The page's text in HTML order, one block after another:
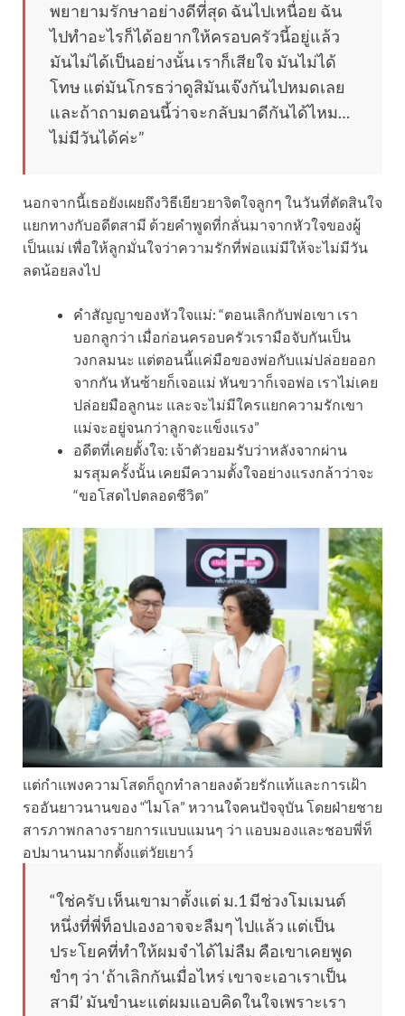
พยายามรักษาอย่างดีที่สุด ฉันไปเหนื่อย ฉัน
ไปทำอะไรก็ได้อยากให้ครอบครัวนี้อยู่แล้ว
มันไม่ได้เป็นอย่างนั้น เราก็เสียใจ มันไม่ได้
โทษ แต่มันโกรธว่าดูสิมันเจ๊งกันไปหมดเลย
และถ้าถามตอนนี้ว่าจะกลับมาดีกันได้ไหม…
ไม่มีวันได้ค่ะ”
นอกจากนี้เธอยังเผยถึงวิธีเยียวยาจิตใจลูกๆ ในวันที่ตัดสินใจ
แยกทางกับอดีตสามี ด้วยคำพูดที่กลั่นมาจากหัวใจของผู้
เป็นแม่ เพื่อให้ลูกมั่นใจว่าความรักที่พ่อแม่มีให้จะไม่มีวัน
ลดน้อยลงไป
คำสัญญาของหัวใจแม่: “ตอนเลิกกับพ่อเขา เรา
บอกลูกว่า เมื่อก่อนครอบครัวเรามือจับกันเป็น
วงกลมนะ แต่ตอนนี้แค่มือของพ่อกับแม่ปล่อยออก
จากกัน หันซ้ายก็เจอแม่ หันขวาก็เจอพ่อ เราไม่เคย
ปล่อยมือลูกนะ และจะไม่มีใครแยกความรักเขา
แม่จะอยู่จนกว่าลูกจะแข็งแรง”
อดีตที่เคยตั้งใจ: เจ้าตัวยอมรับว่าหลังจากผ่าน
มรสุมครั้งนั้น เคยมีความตั้งใจอย่างแรงกล้าว่าจะ
“ขอโสดไปตลอดชีวิต”
แต่กำแพงความโสดก็ถูกทำลายลงด้วยรักแท้และการเฝ้า
รออันยาวนานของ “ไมโล” หวานใจคนปัจจุบัน โดยฝ่ายชาย
สารภาพกลางรายการแบบแมนๆ ว่า แอบมองและชอบพี่ท็
อปมานานมากตั้งแต่วัยเยาว์
“ใช่ครับ เห็นเขามาตั้งแต่ ม.1 มีช่วงโมเมนต์
หนึ่งที่พี่ท็อปเองอาจจะลืมๆ ไปแล้ว แต่เป็น
ประโยคที่ทำให้ผมจำได้ไม่ลืม คือเขาเคยพูด
ขำๆ ว่า ‘ถ้าเลิกกันเมื่อไหร่ เขาจะเอาเราเป็น
สามี’ มันขำนะแต่ผมแอบคิดในใจเพราะเรา